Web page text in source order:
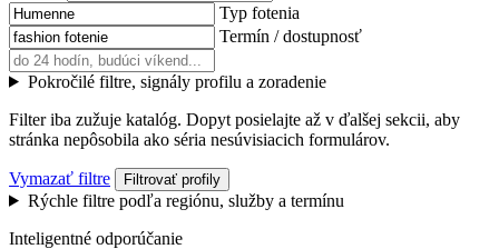
Typ fotenia
Termín / dostupnosť
Pokročilé filtre, signály profilu a zoradenie
Filter iba zužuje katalóg. Dopyt posielajte až v ďalšej sekcii, aby
stránka nepôsobila ako séria nesúvisiacich formulárov.
Vymazať filtre Filtrovať profily
Rýchle filtre podľa regiónu, služby a termínu
Inteligentné odporúčanie